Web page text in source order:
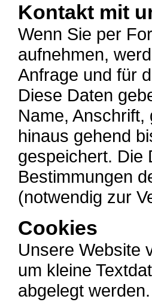
Kontakt mit
Wenn Sie per
aufnehmen,
Anfrage und für
Diese Daten
Name,
hinaus gehend
gespeichert. Die
Bestimmungen
(notwendig zur
Cookies
Unsere Website
um kleine
abgelegt